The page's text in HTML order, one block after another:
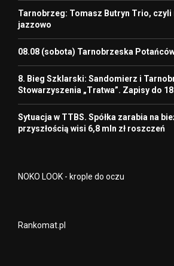
Tarnobrzeg: Tomasz Butryn Trio, czyli
jazzowo
08.08 (sobota) Tarnobrzeska
8. Bieg Szklarski: Sandomierz i
Stowarzyszenia „Tratwa”. Zapisy do
Sytuacja w TTBS. Spółka zarabia na
przyszłością wisi 6,8 mln zł roszczeń
NOKO LOOK - krople do oczu
Rankomat.pl